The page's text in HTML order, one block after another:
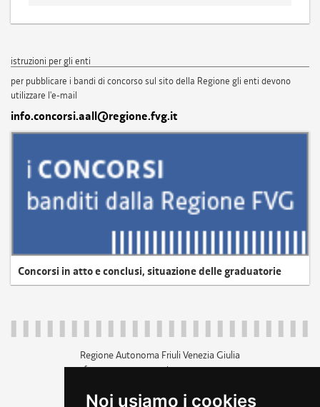
Noi usiamo i cookies
istruzioni per gli enti
per pubblicare i bandi di concorso sul sito della Regione gli enti devono
utilizzare l'e-mail
info.concorsi.aall@regione.fvg.it
Concorsi in atto e conclusi, situazione delle graduatorie
Regione Autonoma Friuli Venezia Giulia
c.f. 80014930327; p.iva 00526040324
+39 040 3771111